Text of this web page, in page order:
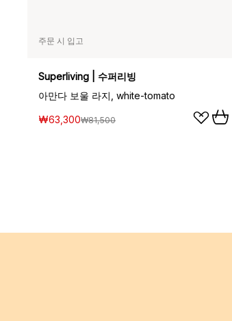
주문 시 입고
Superliving | 수퍼리빙
아만다 보울 라지, white-tomato
₩63,300₩81,500